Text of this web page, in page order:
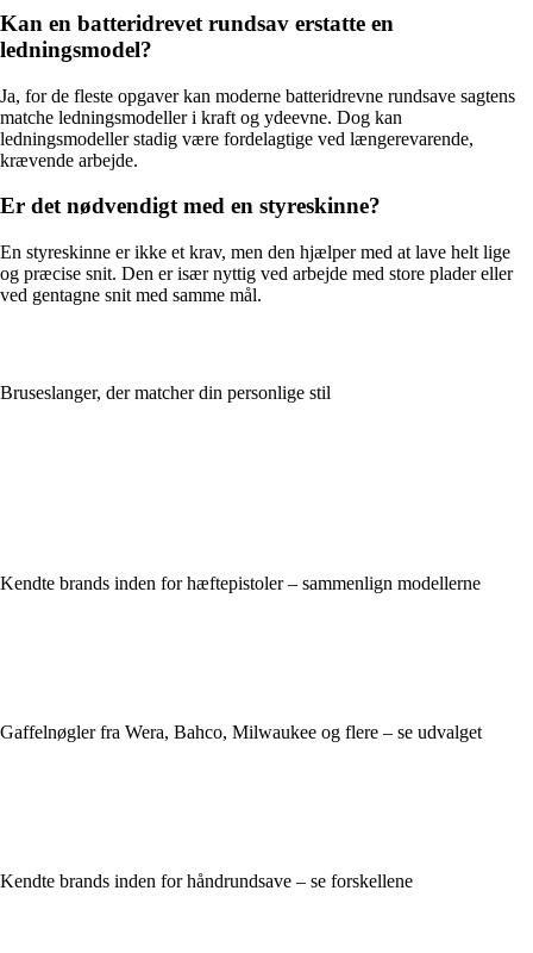
Kan en batteridrevet rundsav erstatte en
ledningsmodel?
Ja, for de fleste opgaver kan moderne batteridrevne rundsave sagtens
matche ledningsmodeller i kraft og ydeevne. Dog kan
ledningsmodeller stadig være fordelagtige ved længerevarende,
krævende arbejde.
Er det nødvendigt med en styreskinne?
En styreskinne er ikke et krav, men den hjælper med at lave helt lige
og præcise snit. Den er især nyttig ved arbejde med store plader eller
ved gentagne snit med samme mål.
Bruseslanger, der matcher din personlige stil
Kendte brands inden for hæftepistoler – sammenlign modellerne
Gaffelnøgler fra Wera, Bahco, Milwaukee og flere – se udvalget
Kendte brands inden for håndrundsave – se forskellene